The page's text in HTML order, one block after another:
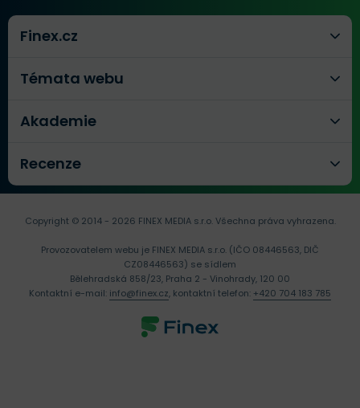
Finex.cz
Témata webu
Akademie
Recenze
Copyright © 2014 - 2026 FINEX MEDIA s.r.o.Všechna práva vyhrazena.
Provozovatelem webu je FINEX MEDIA s.r.o. (IČO 08446563, DIČ
CZ08446563) se sídlem
Bělehradská 858/23, Praha 2 - Vinohrady, 120 00
Kontaktní e-mail: info@finex.cz, kontaktní telefon: +420 704 183 785